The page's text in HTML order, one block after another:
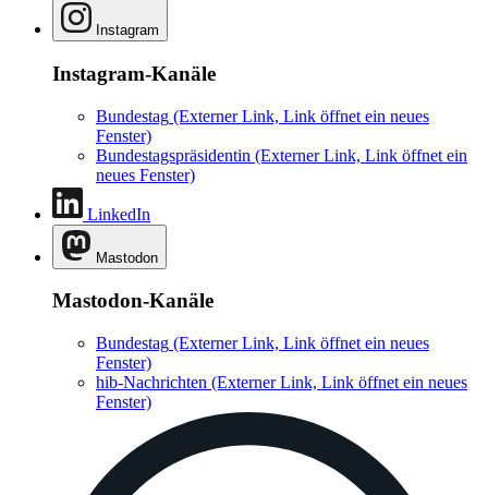
Instagram
Instagram-Kanäle
Bundestag (Externer Link, Link öffnet ein neues
Fenster)
Bundestagspräsidentin (Externer Link, Link öffnet ein
neues Fenster)
LinkedIn
Mastodon
Mastodon-Kanäle
Bundestag (Externer Link, Link öffnet ein neues
Fenster)
hib-Nachrichten (Externer Link, Link öffnet ein neues
Fenster)